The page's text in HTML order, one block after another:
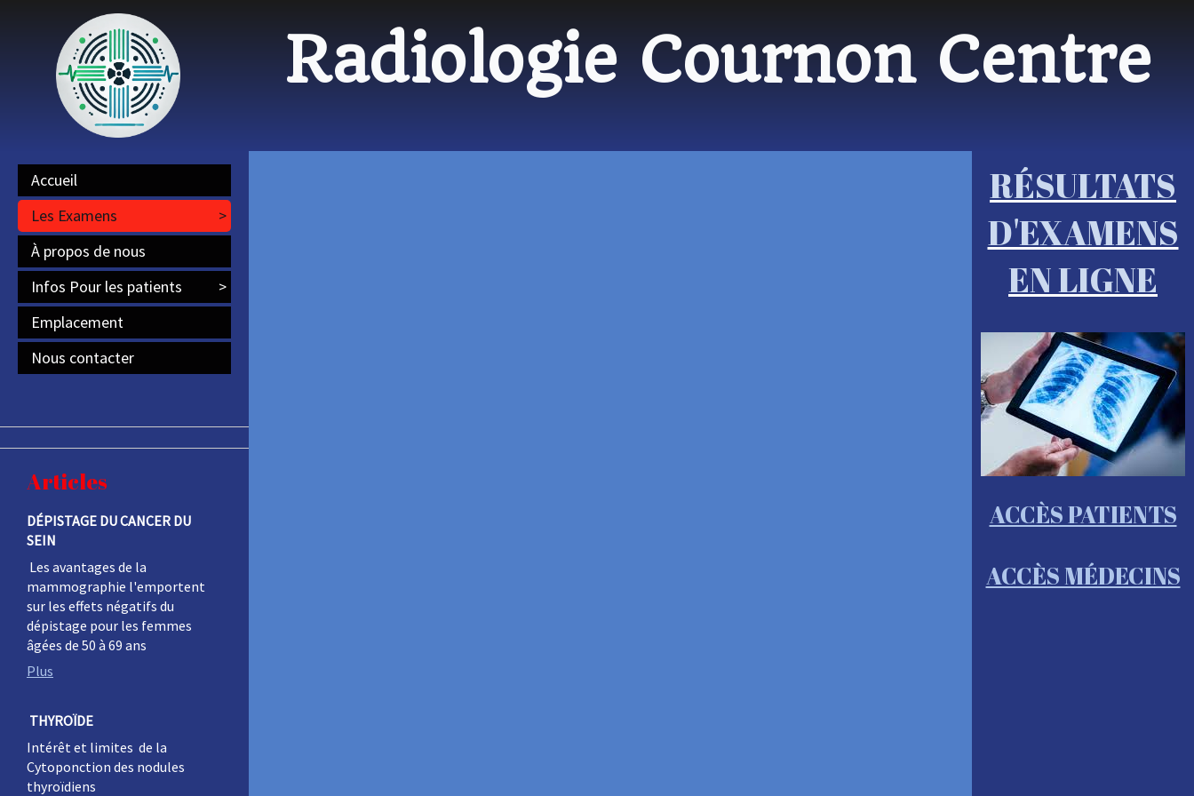
Radiologie Cournon Centre
RÉSULTATS
D'EXAMENS
EN LIGNE
ACCÈS PATIENTS
ACCÈS MÉDECINS
Accueil
>
Les Examens
À propos de nous
>
Infos Pour les patients
Emplacement
Nous contacter
Articles
DÉPISTAGE DU CANCER DU
SEIN
Les avantages de la
mammographie l'emportent
sur les effets négatifs du
dépistage pour les femmes
âgées de 50 à 69 ans
Plus
THYROÏDE
Intérêt et limites de la
Cytoponction des nodules
thyroïdiens